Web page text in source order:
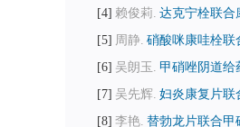
4 赖俊莉. 达克宁栓联合
5 周静. 硝酸咪康哇栓联
6 吴朗玉. 甲硝唑阴道给
7 吴先辉. 妇炎康复片联
8 李艳. 替勃龙片联合甲